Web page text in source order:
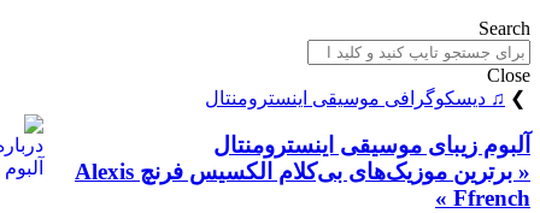
Search
Close
❯ ♫ دیسکوگرافی موسیقی اینسترومنتال
آلبوم زیبای موسیقی اینسترومنتال
« برترین موزیک‌های بی‌کلام الکسیس فرنچ Alexis
Ffrench »